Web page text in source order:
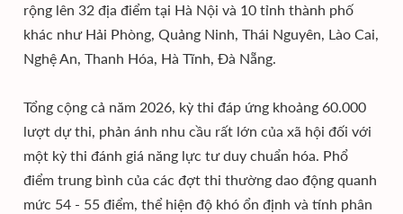
rộng lên 32 địa điểm tại Hà Nội và 10 tỉnh thành phố
khác như Hải Phòng, Quảng Ninh, Thái Nguyên, Lào Cai,
Nghệ An, Thanh Hóa, Hà Tĩnh, Đà Nẵng.
Tổng cộng cả năm 2026, kỳ thi đáp ứng khoảng 60.000
lượt dự thi, phản ánh nhu cầu rất lớn của xã hội đối với
một kỳ thi đánh giá năng lực tư duy chuẩn hóa. Phổ
điểm trung bình của các đợt thi thường dao động quanh
mức 54 - 55 điểm, thể hiện độ khó ổn định và tính phân